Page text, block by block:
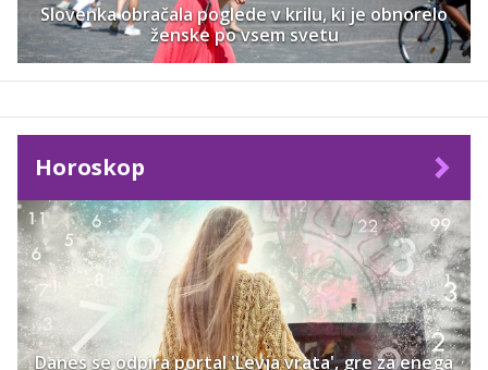
Slovenka obračala poglede v krilu, ki je obnorelo
ženske po vsem svetu
Horoskop
Danes se odpira portal 'Levja vrata', gre za enega